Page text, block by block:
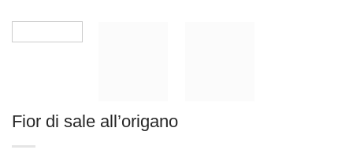
Fior di sale all’origano